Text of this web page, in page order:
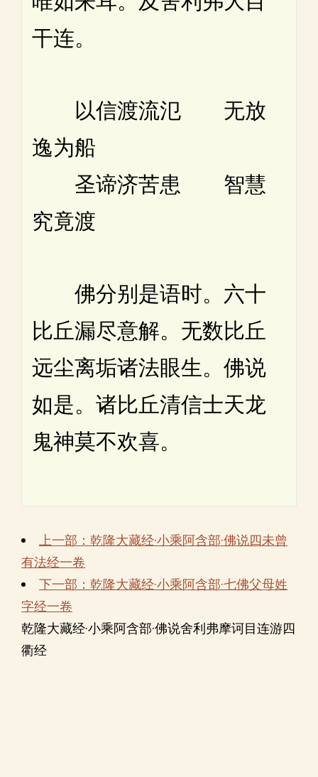
干连。
以信渡流氾 无放
逸为船
圣谛济苦患 智慧
究竟渡
佛分别是语时。六十
比丘漏尽意解。无数比丘
远尘离垢诸法眼生。佛说
如是。诸比丘清信士天龙
鬼神莫不欢喜。
上一部：乾隆大藏经·小乘阿含部·佛说四未曾
有法经一卷
下一部：乾隆大藏经·小乘阿含部·七佛父母姓
字经一卷
乾隆大藏经·小乘阿含部·佛说舍利弗摩诃目连游四
衢经